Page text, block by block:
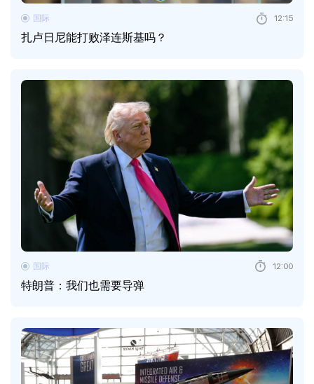
扎卢日尼能打败泽连斯基吗？
国际 12:15
特朗普：我们也需要导弹
国际 12:00